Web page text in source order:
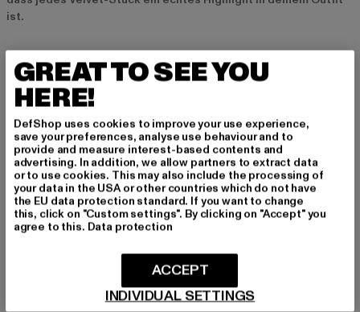
ist.
Vielfältige Einsatzmöglichkeiten
Ob als lässiges Streetstyle-Teil oder als elegantes
Kleidungsstück für besondere Anlässe – Velvet ist extrem
vielseitig und lässt sich für zahlreiche Anlässe stylen. Die
Möglichkeiten reichen von coolen Samt-Jogginghosen bis hin
zu edlen Blazern und Jacken, die sowohl im Alltag als auch bei
festlichen Anlässen eine gute Figur machen.
Perfekt für Herbst und Winter
Velvet bietet nicht nur eine luxuriöse Optik, sondern auch einen
hohen Tragekomfort und Wärme, was den Stoff ideal für
Herbst- und Winter-Looks macht. Die sanfte Textur von Samt
schmiegt sich angenehm an die Haut und hält dich in der kühlen
Jahreszeit kuschelig warm.
GREAT TO SEE YOU
HERE!
DefShop uses cookies to improve your use experience,
save your preferences, analyse use behaviour and to
provide and measure interest-based contents and
advertising. In addition, we allow partners to extract data
or to use cookies. This may also include the processing of
your data in the USA or other countries which do not have
the EU data protection standard. If you want to change
this, click on "Custom settings". By clicking on "Accept" you
agree to this. Data protection
INDIVIDUAL SETTINGS
ACCEPT